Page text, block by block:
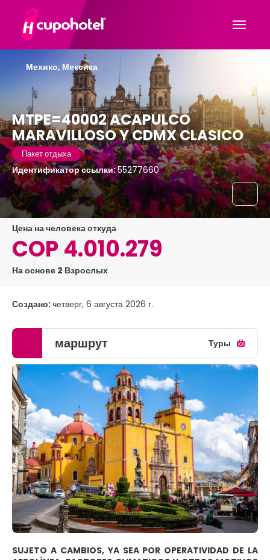
MTPE=40002 ACAPULCO
MARAVILLOSO Y CDMX CLASICO
Пакет отдыха
Идентификатор ссылки:55277660
Мехико, Мексика
цена на человека откуда
COP 4.010.279
На основе 2 Взрослых
Создано:четверг, 6 августа 2026 г.
маршрут Туры
SUJETO A CAMBIOS, YA SEA POR OPERATIVIDAD DE LA